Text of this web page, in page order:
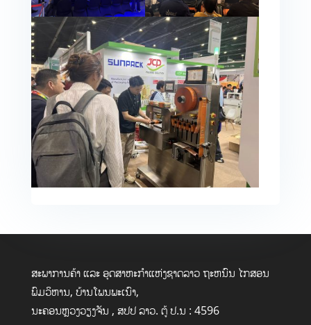
ສະພາການຄ້າ ແລະ ອຸດສາຫະກໍາແຫ່ງຊາດລາວ ຖະຫນົນ ໄກສອນ
ພົມວິຫານ, ບ້ານໂພນພະເນົາ,
ນະຄອນຫຼວງວຽງຈັນ , ສປປ ລາວ. ຕູ້ ປ.ນ : 4596